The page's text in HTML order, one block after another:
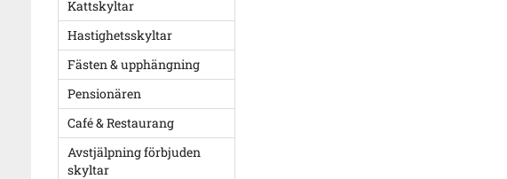
Kattskyltar
Hastighetsskyltar
Fästen & upphängning
Pensionären
Café & Restaurang
Avstjälpning förbjuden
skyltar